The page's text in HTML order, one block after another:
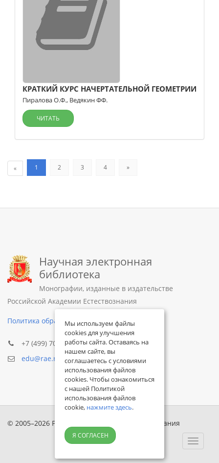
КРАТКИЙ КУРС НАЧЕРТАТЕЛЬНОЙ ГЕОМЕТРИИ
Пиралова О.Ф., Ведякин ФФ.
ЧИТАТЬ
« 1 2 3 4 »
Научная электронная
библиотека
Монографии, изданные в издательстве
Российской Академии Естествознания
Политика обработки персональных данных
+7 (499) 705-72-30
edu@rae.ru
© 2005–2026 Российская академия естествознания
Toggle
Мы используем файлы
cookies для улучшения
работы сайта. Оставаясь на
нашем сайте, вы
соглашаетесь с условиями
использования файлов
cookies. Чтобы ознакомиться
с нашей Политикой
использования файлов
cookie, нажмите здесь.
Я СОГЛАСЕН